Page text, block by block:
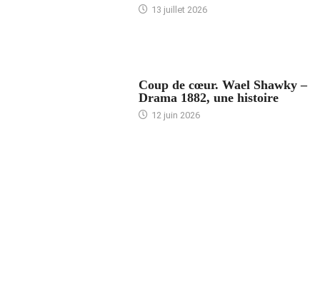
13 juillet 2026
Coup de cœur. Wael Shawky –
Drama 1882, une histoire
12 juin 2026